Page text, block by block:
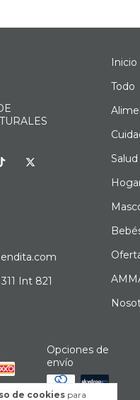
de cookies para
Int 821
Inicio
Todo
Salud
Opciones de
envío